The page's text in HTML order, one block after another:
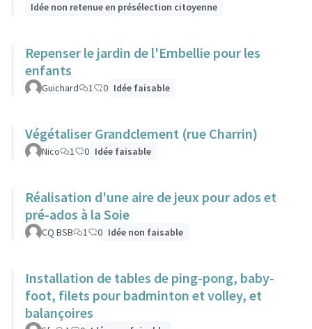
Idée non retenue en présélection citoyenne
Repenser le jardin de l'Embellie pour les
enfants
Guichard 1 0 Idée faisable
Végétaliser Grandclement (rue Charrin)
Nico 1 0 Idée faisable
Réalisation d'une aire de jeux pour ados et
pré-ados à la Soie
CQ BSB 1 0 Idée non faisable
Installation de tables de ping-pong, baby-
foot, filets pour badminton et volley, et
balançoires